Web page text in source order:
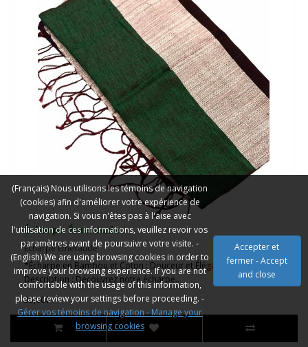
(Français) Nous utilisons les témoins de navigation
(cookies) afin d'améliorer votre expérience de
navigation. Si vous n'êtes pas à l'aise avec
l'utilisation de ces informations, veuillez revoir vos
paramètres avant de poursuivre votre visite. -
(English) We are using browsing cookies in order to
improve your browsing experience. If you are not
comfortable with the usage of this information,
please review your settings before proceeding. -
Gérer vos témoins de navigation - Manage your
browsing cookies
Accepter et
fermer - Accept
and close
Écharpe Émeraude
Écharpe Émeraude
*Écharpe en Bambou et Coton : Douceur et Élégance Réunies *
Description : Découvrez notre écharpe..
35,00$